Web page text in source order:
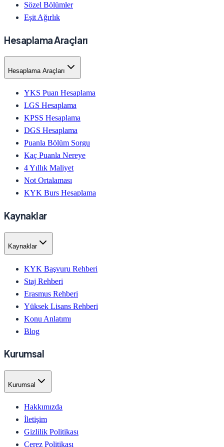
Sözel Bölümler
Eşit Ağırlık
Hesaplama Araçları
Hesaplama Araçları
YKS Puan Hesaplama
LGS Hesaplama
KPSS Hesaplama
DGS Hesaplama
Puanla Bölüm Sorgu
Kaç Puanla Nereye
4 Yıllık Maliyet
Not Ortalaması
KYK Burs Hesaplama
Kaynaklar
Kaynaklar
KYK Başvuru Rehberi
Staj Rehberi
Erasmus Rehberi
Yüksek Lisans Rehberi
Konu Anlatımı
Blog
Kurumsal
Kurumsal
Hakkımızda
İletişim
Gizlilik Politikası
Çerez Politikası